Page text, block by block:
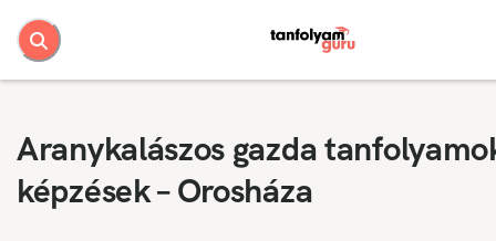
Aranykalászos gazda
képzések – Orosháza